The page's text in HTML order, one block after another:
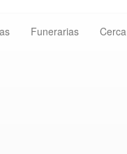
Funerarias Cerca